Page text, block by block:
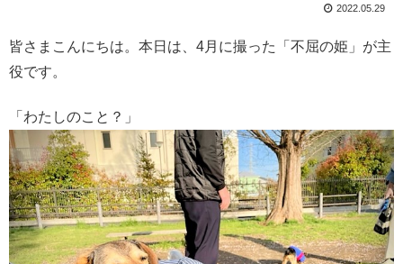
2022.05.29
皆さまこんにちは。本日は、4月に撮った「不屈の姫」が主
役です。
「わたしのこと？」